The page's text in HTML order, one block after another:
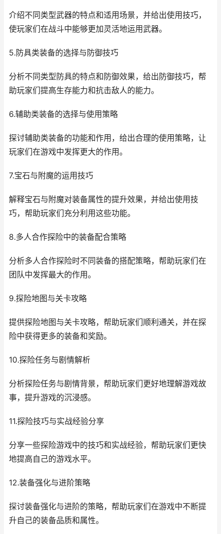
介绍不同类型武器的特点和适用场景，并给出使用技巧，
使玩家们在战斗中能够更加灵活地运用武器。
5.防具类装备的选择与防御技巧
分析不同类型防具的特点和防御效果，给出防御技巧，帮
助玩家们提高生存能力和抗击敌人的能力。
6.辅助类装备的选择与使用策略
探讨辅助类装备的功能和作用，给出合理的使用策略，让
玩家们在游戏中发挥更大的作用。
7.宝石与附魔的运用技巧
解释宝石与附魔对装备属性的提升效果，并给出使用技
巧，帮助玩家们充分利用这些功能。
8.多人合作探险中的装备配合策略
分析多人合作探险时不同装备的搭配策略，帮助玩家们在
团队中发挥最大的作用。
9.探险地图与关卡攻略
提供探险地图与关卡攻略，帮助玩家们顺利通关，并在探
险中获得更多的装备和奖励。
10.探险任务与剧情解析
分析探险任务与剧情背景，帮助玩家们更好地理解游戏故
事，提升游戏的沉浸感。
11.探险技巧与实战经验分享
分享一些探险游戏中的技巧和实战经验，帮助玩家们更快
地提高自己的游戏水平。
12.装备强化与进阶策略
探讨装备强化与进阶的策略，帮助玩家们在游戏中不断提
升自己的装备品质和属性。